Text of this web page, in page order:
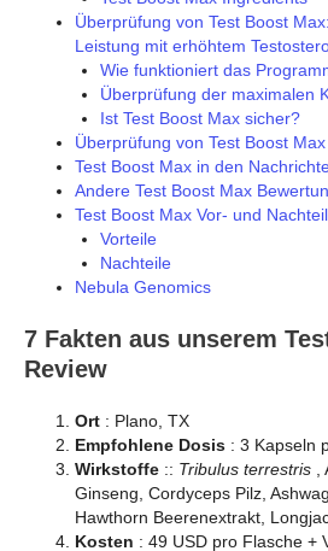
Überprüfung von Test Boost
Leistung mit erhöhtem
Wie funktioniert das
Überprüfung der maximalen
Ist Test Boost Max sicher?
Überprüfung von Test Boost
Test Boost Max in den
Andere Test Boost Max
Test Boost Max Vor- und
Vorteile
Nachteile
Nebula Genomics
7 Fakten aus unserem
Review
Ort : Plano, TX
Empfohlene Dosis : 3 Kapseln
Wirkstoffe :: Tribulus terrestris
Ginseng, Cordyceps Pilz,
Hawthorn Beerenextrakt,
Kosten : 49 USD pro Flasche +